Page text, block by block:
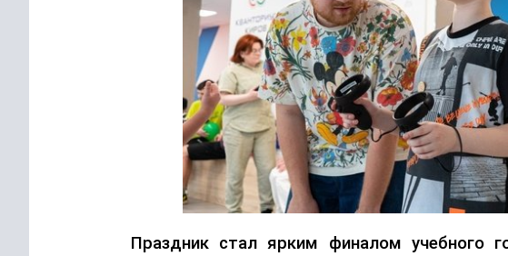
Праздник стал ярким финалом учебного